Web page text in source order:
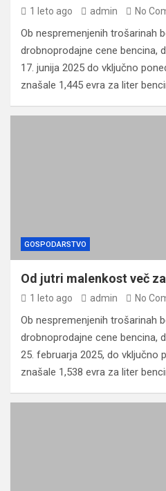
1 leto ago admin No
Ob nespremenjenih trošarinah
drobnoprodajne cene bencina,
17. junija 2025 do vključno
znašale 1,445 evra za liter
GOSPODARSTVO
Od jutri malenkost več
1 leto ago admin No
Ob nespremenjenih trošarinah
drobnoprodajne cene bencina,
25. februarja 2025, do vključno
znašale 1,538 evra za liter